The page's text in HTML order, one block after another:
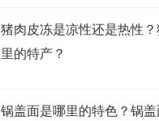
猪肉皮冻是凉性还是热性
里的特产？
锅盖面是哪里的特色？锅盖